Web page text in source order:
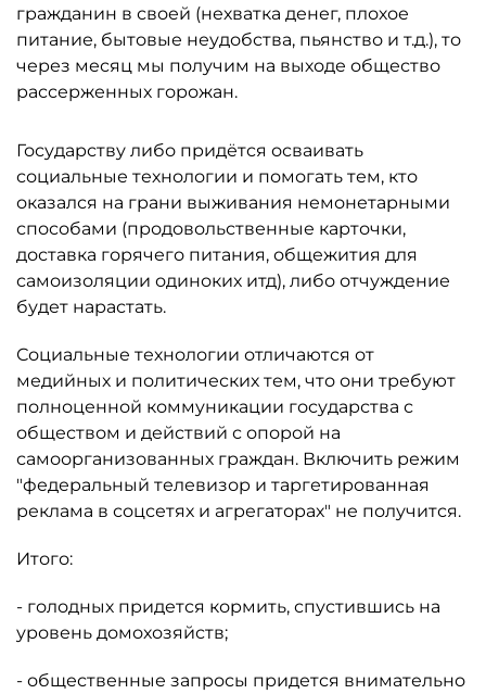
гражданин в своей (нехватка денег, плохое
питание, бытовые неудобства, пьянство и т.д.), то
через месяц мы получим на выходе общество
рассерженных горожан.
Государству либо придётся осваивать
социальные технологии и помогать тем, кто
оказался на грани выживания немонетарными
способами (продовольственные карточки,
доставка горячего питания, общежития для
самоизоляции одиноких итд), либо отчуждение
будет нарастать.
Социальные технологии отличаются от
медийных и политических тем, что они требуют
полноценной коммуникации государства с
обществом и действий с опорой на
самоорганизованных граждан. Включить режим
"федеральный телевизор и таргетированная
реклама в соцсетях и агрегаторах" не получится.
Итого:
- голодных придется кормить, спустившись на
уровень домохозяйств;
- общественные запросы придется внимательно